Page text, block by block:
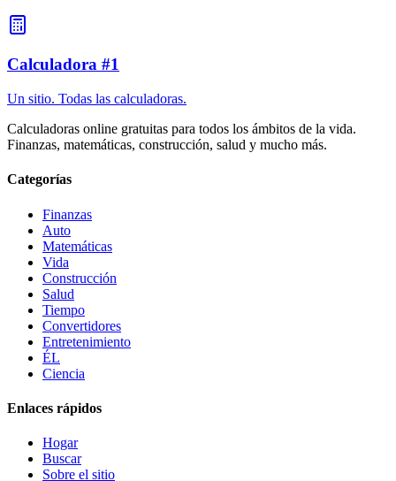
Calculadora #1
Un sitio. Todas las calculadoras.
Calculadoras online gratuitas para todos los ámbitos de la vida.
Finanzas, matemáticas, construcción, salud y mucho más.
Categorías
Finanzas
Auto
Matemáticas
Vida
Construcción
Salud
Tiempo
Convertidores
Entretenimiento
ÉL
Ciencia
Enlaces rápidos
Hogar
Buscar
Sobre el sitio